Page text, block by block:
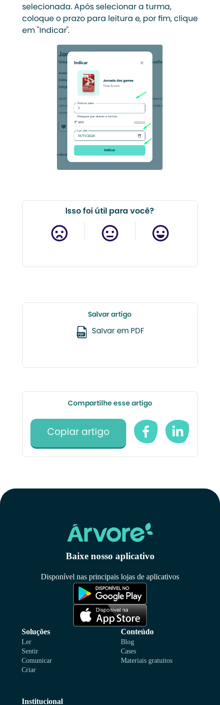
selecionada. Após selecionar a turma,
coloque o prazo para leitura e, por fim, clique
em "Indicar".
Isso foi útil para você?
Salvar artigo
Salvar em PDF
Compartilhe esse artigo
Copiar artigo
Baixe nosso aplicativo
Disponível nas principais lojas de aplicativos
Soluções
Ler
Sentir
Comunicar
Criar
Conteúdo
Blog
Cases
Materiais gratuitos
Institucional